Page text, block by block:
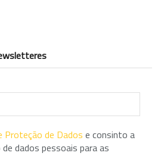
Proteção de Dados e consinto a
dados pessoais para as